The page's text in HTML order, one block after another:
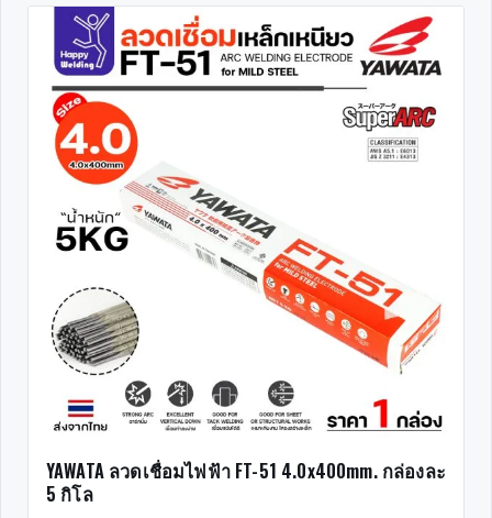
YAWATA ลวดเชื่อมไฟฟ้า FT-51 4.0x400mm. กล่องละ
5 กิโล